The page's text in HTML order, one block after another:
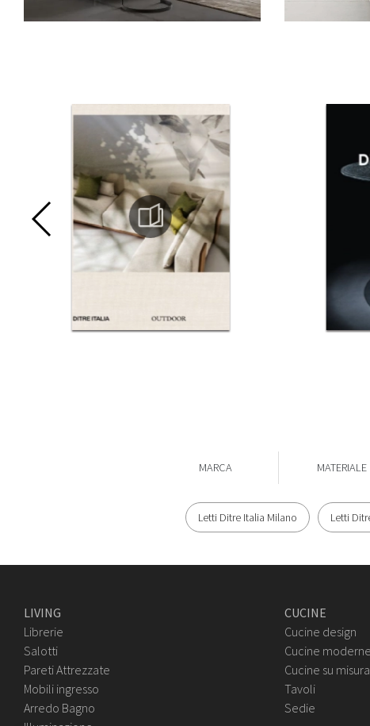
MARCA MATERIALE
Letti Ditre Italia Milano Letti
LIVING
Librerie
Salotti
Pareti Attrezzate
Mobili ingresso
Arredo Bagno
CUCINE
Cucine design
Cucine moderne
Cucine su misura
Tavoli
Sedie